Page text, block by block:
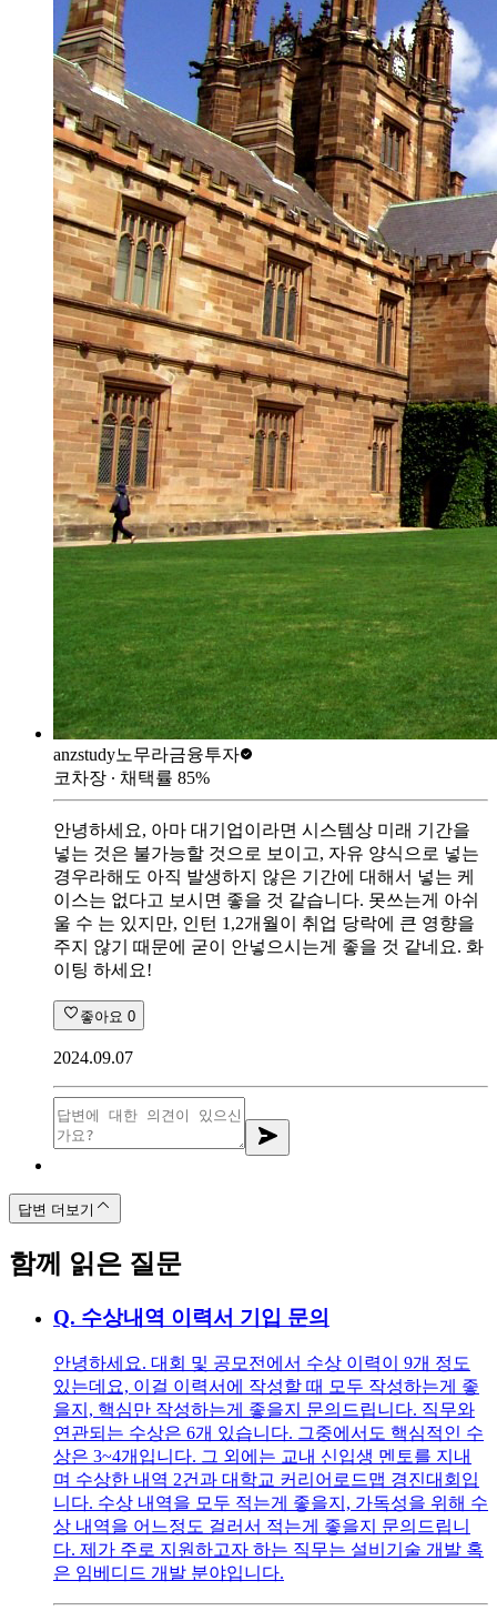
anzstudy노무라금융투자
코차장 ∙ 채택률 85%
안녕하세요, 아마 대기업이라면 시스템상 미래 기간을
넣는 것은 불가능할 것으로 보이고, 자유 양식으로 넣는
경우라해도 아직 발생하지 않은 기간에 대해서 넣는 케
이스는 없다고 보시면 좋을 것 같습니다. 못쓰는게 아쉬
울 수 는 있지만, 인턴 1,2개월이 취업 당락에 큰 영향을
주지 않기 때문에 굳이 안넣으시는게 좋을 것 같네요. 화
이팅 하세요!
좋아요 0
2024.09.07
답변 더보기
함께 읽은 질문
Q. 수상내역 이력서 기입 문의
안녕하세요. 대회 및 공모전에서 수상 이력이 9개 정도
있는데요, 이걸 이력서에 작성할 때 모두 작성하는게 좋
을지, 핵심만 작성하는게 좋을지 문의드립니다. 직무와
연관되는 수상은 6개 있습니다. 그중에서도 핵심적인 수
상은 3~4개입니다. 그 외에는 교내 신입생 멘토를 지내
며 수상한 내역 2건과 대학교 커리어로드맵 경진대회입
니다. 수상 내역을 모두 적는게 좋을지, 가독성을 위해 수
상 내역을 어느정도 걸러서 적는게 좋을지 문의드립니
다. 제가 주로 지원하고자 하는 직무는 설비기술 개발 혹
은 임베디드 개발 분야입니다.